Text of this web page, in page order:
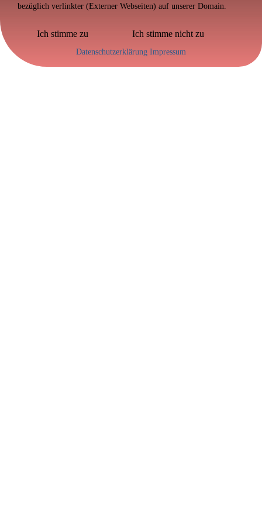
bezüglich verlinkter (Externer Webseiten) auf unserer Domain.
Ich stimme zu Ich stimme nicht zu
Datenschutzerklärung Impressum